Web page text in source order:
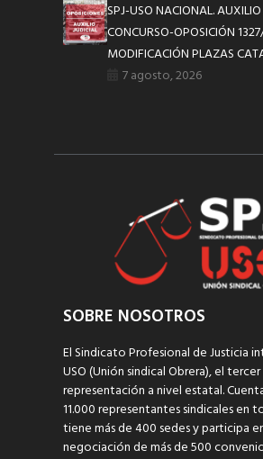
SPJ-USO NACIONAL.
CONCURSO-OPOSICIÓN
MODIFICACIÓN PLAZAS
7 agosto, 2026
SOBRE NOSOTROS
El Sindicato Profesional de Justicia
USO (Unión sindical Obrera), el
representación a nivel estatal.
11.000 representantes sindicales en
tiene más de 400 sedes y participa
negociación de más de 500